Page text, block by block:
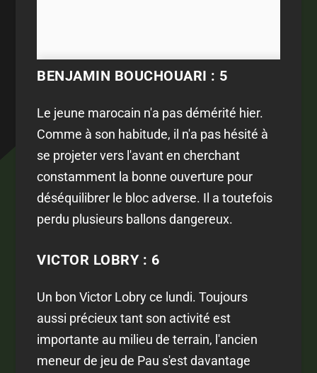
BENJAMIN BOUCHOUARI : 5
Le jeune marocain n'a pas démérité hier.
Comme à son habitude, il n'a pas hésité à
se projeter vers l'avant en cherchant
constamment la bonne ouverture pour
déséquilibrer le bloc adverse. Il a toutefois
perdu plusieurs ballons dangereux.
VICTOR LOBRY : 6
Un bon Victor Lobry ce lundi. Toujours
aussi précieux tant son activité est
importante au milieu de terrain, l'ancien
meneur de jeu de Pau s'est davantage